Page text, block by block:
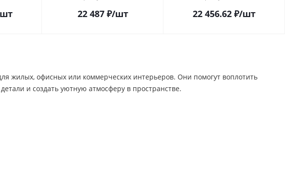
22 487₽/шт 22 456.62 ₽/шт
жилых, офисных или коммерческих интерьеров. Они помогут воплотить
и создать уютную атмосферу в пространстве.